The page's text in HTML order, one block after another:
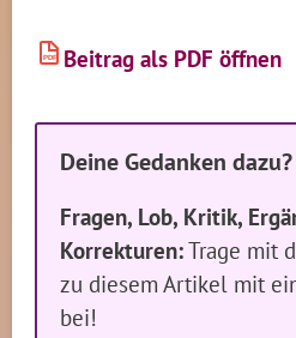
PDF Beitrag als PDF öffnen
Deine Gedanken dazu?
Fragen, Lob, Kritik,
Korrekturen:Trage mit
zu diesem Artikel mit
bei!